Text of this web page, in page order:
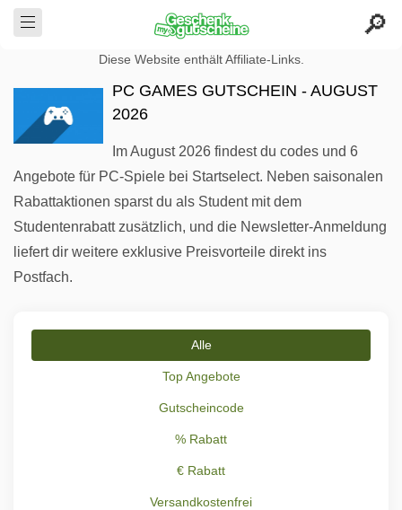
Diese Website enthält Affiliate-Links.
PC GAMES GUTSCHEIN - AUGUST
2026
Im August 2026 findest du codes und 6
Angebote für PC-Spiele bei Startselect. Neben saisonalen
Rabattaktionen sparst du als Student mit dem
Studentenrabatt zusätzlich, und die Newsletter-Anmeldung
liefert dir weitere exklusive Preisvorteile direkt ins
Postfach.
Alle
Top Angebote
Gutscheincode
% Rabatt
€ Rabatt
Versandkostenfrei